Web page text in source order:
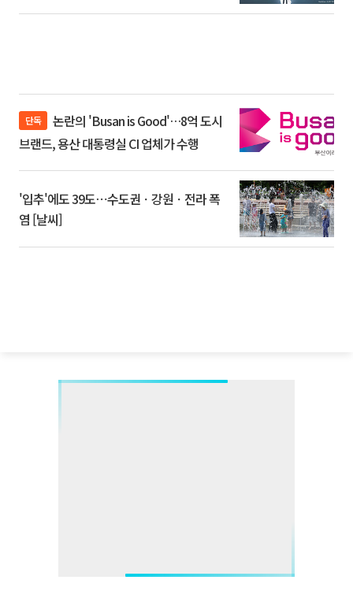
단독
브랜드, 용산 대통령실 CI 업체가 수행
'입추'에도 39도⋯수도권ㆍ강원ㆍ전라 폭
염 [날씨]